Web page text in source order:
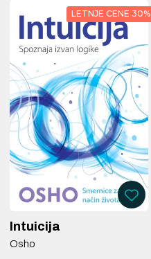
LETNJE CENE 30%
Intuicija
Osho